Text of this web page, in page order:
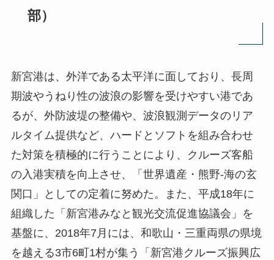
部）
新宮港は、外洋である太平洋に面しており、長周
期波やうねり性の波浪の影響を受けやすい港であ
るが、外防波堤の整備や、波浪観測データのリア
ルタイム提供など、ハードとソフトを組み合わせ
た対策を積極的に行うことにより、クルーズ客船
の入港実積を向上させ、「世界遺産・熊野-海の玄
関口」としての定着に努めた。また、平成18年に
組織した「新宮港みなと観光交流促進協議会」を
基盤に、2018年7月には、和歌山・三重両県の県境
を越える3市6町1村が集う「新宮港クルーズ振興広